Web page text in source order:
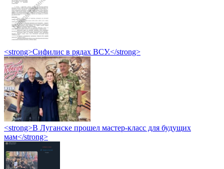
<strong>Сифилис в рядах ВСУ.</strong>
<strong>В Луганске прошел мастер-класс для будущих
мам</strong>